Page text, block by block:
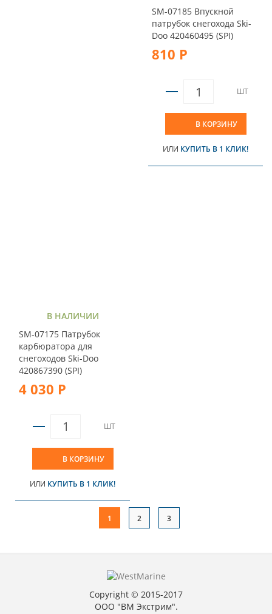
SM-07185 Впускной
патрубок снегохода Ski-
Doo 420460495 (SPI)
810 Р
ШТ
В КОРЗИНУ
ИЛИ КУПИТЬ В 1 КЛИК!
В НАЛИЧИИ
SM-07175 Патрубок
карбюратора для
снегоходов Ski-Doo
420867390 (SPI)
4 030 Р
ШТ
В КОРЗИНУ
ИЛИ КУПИТЬ В 1 КЛИК!
1 2 3
Copyright © 2015-2017
ООО "ВМ Экстрим".